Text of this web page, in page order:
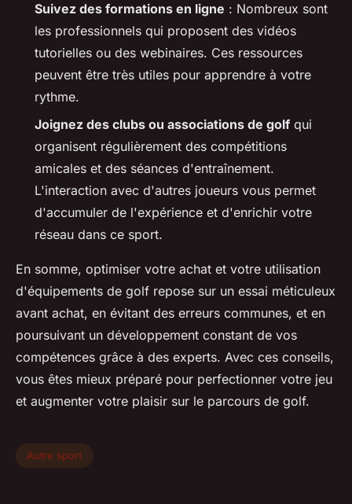
Suivez des formations en ligne : Nombreux sont
les professionnels qui proposent des vidéos
tutorielles ou des webinaires. Ces ressources
peuvent être très utiles pour apprendre à votre
rythme.
Joignez des clubs ou associations de golf qui
organisent régulièrement des compétitions
amicales et des séances d'entraînement.
L'interaction avec d'autres joueurs vous permet
d'accumuler de l'expérience et d'enrichir votre
réseau dans ce sport.
En somme, optimiser votre achat et votre utilisation
d'équipements de golf repose sur un essai méticuleux
avant achat, en évitant des erreurs communes, et en
poursuivant un développement constant de vos
compétences grâce à des experts. Avec ces conseils,
vous êtes mieux préparé pour perfectionner votre jeu
et augmenter votre plaisir sur le parcours de golf.
Autre sport